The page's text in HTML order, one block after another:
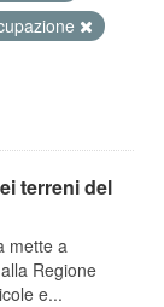
terreni del
mette a
Regione
e...